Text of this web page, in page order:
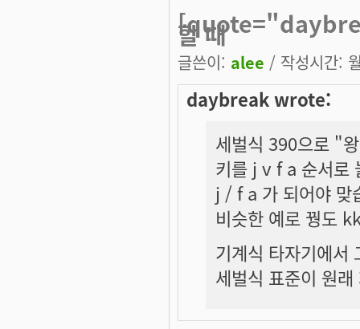
할 때
글쓴이: alee / 작성시간:
daybreak wrote:
세벌식 390으로 "
키를 j v f a 순서로
j / f a 가 되어야 맞
비슷한 예로 꿩도
기계식 타자기에서
세벌식 표준이 원